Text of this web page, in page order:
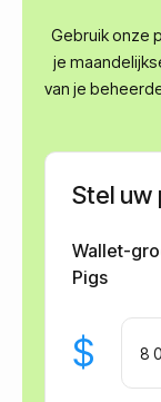
Gebruik onze
je
van je
Stel uw
Wallet-
Pigs
$